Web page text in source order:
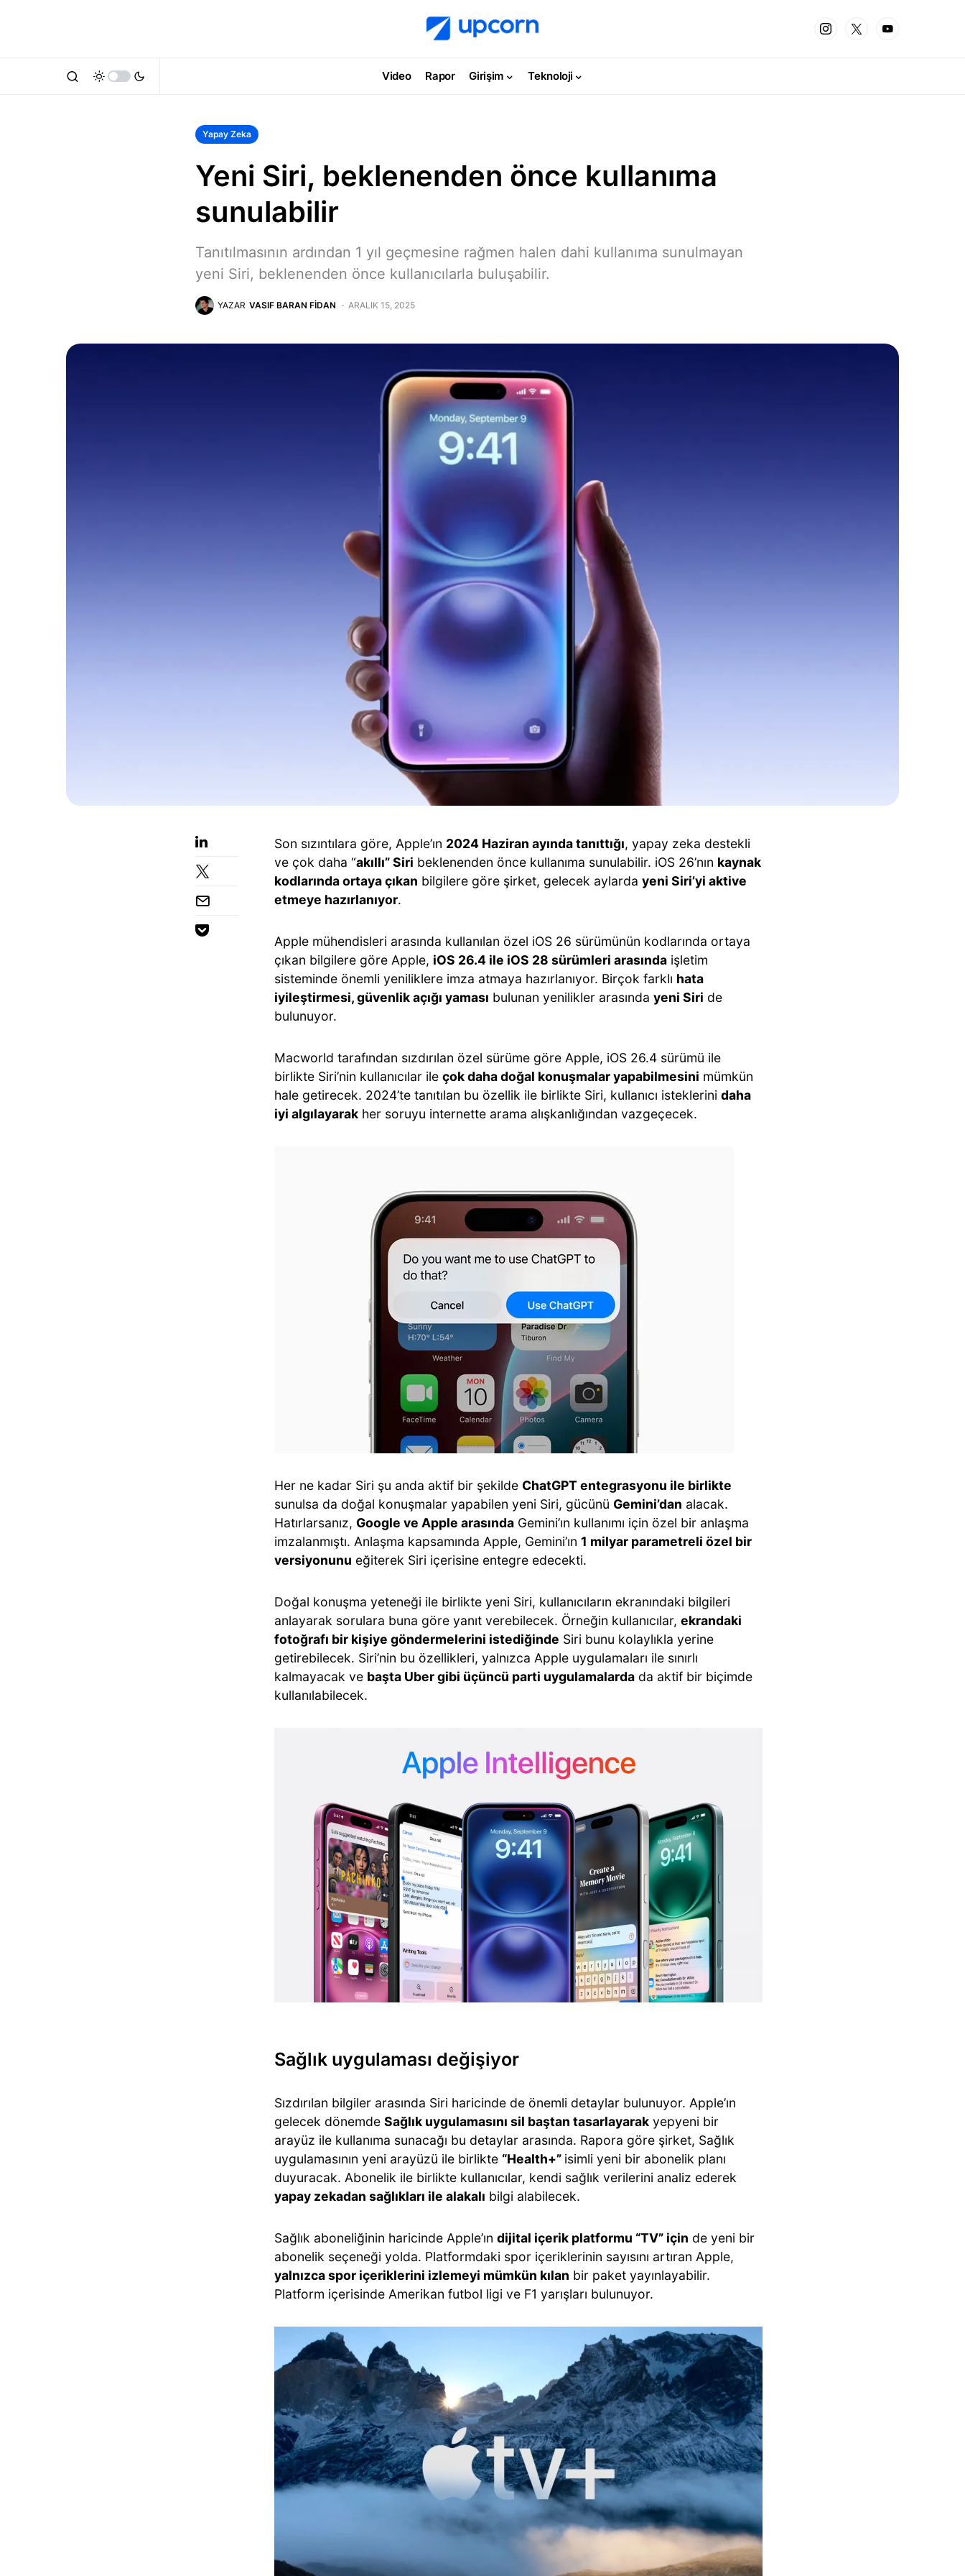
Video Rapor Girişim Teknoloji
Yapay Zeka
Yeni Siri, beklenenden önce kullanıma
sunulabilir
Tanıtılmasının ardından 1 yıl geçmesine rağmen halen dahi kullanıma sunulmayan
yeni Siri, beklenenden önce kullanıcılarla buluşabilir.
YAZAR VASIF BARAN FIDAN ARALIK 15, 2025
Son sızıntılara göre, Apple’ın 2024 Haziran ayında tanıttığı, yapay zeka destekli
ve çok daha “akıllı” Siri beklenenden önce kullanıma sunulabilir. iOS 26’nın kaynak
kodlarında ortaya çıkan bilgilere göre şirket, gelecek aylarda yeni Siri’yi aktive
etmeye hazırlanıyor.
Apple mühendisleri arasında kullanılan özel iOS 26 sürümünün kodlarında ortaya
çıkan bilgilere göre Apple, iOS 26.4 ile iOS 28 sürümleri arasında işletim
sisteminde önemli yeniliklere imza atmaya hazırlanıyor. Birçok farklı hata
iyileştirmesi, güvenlik açığı yaması bulunan yenilikler arasında yeni Siri de
bulunuyor.
Macworld tarafından sızdırılan özel sürüme göre Apple, iOS 26.4 sürümü ile
birlikte Siri’nin kullanıcılar ile çok daha doğal konuşmalar yapabilmesini mümkün
hale getirecek. 2024’te tanıtılan bu özellik ile birlikte Siri, kullanıcı isteklerini daha
iyi algılayarak her soruyu internette arama alışkanlığından vazgeçecek.
Her ne kadar Siri şu anda aktif bir şekilde ChatGPT entegrasyonu ile birlikte
sunulsa da doğal konuşmalar yapabilen yeni Siri, gücünü Gemini’dan alacak.
Hatırlarsanız, Google ve Apple arasında Gemini’ın kullanımı için özel bir anlaşma
imzalanmıştı. Anlaşma kapsamında Apple, Gemini’ın 1 milyar parametreli özel bir
versiyonunu eğiterek Siri içerisine entegre edecekti.
Doğal konuşma yeteneği ile birlikte yeni Siri, kullanıcıların ekranındaki bilgileri
anlayarak sorulara buna göre yanıt verebilecek. Örneğin kullanıcılar, ekrandaki
fotoğrafı bir kişiye göndermelerini istediğinde Siri bunu kolaylıkla yerine
getirebilecek. Siri’nin bu özellikleri, yalnızca Apple uygulamaları ile sınırlı
kalmayacak ve başta Uber gibi üçüncü parti uygulamalarda da aktif bir biçimde
kullanılabilecek.
Sağlık uygulaması değişiyor
Sızdırılan bilgiler arasında Siri haricinde de önemli detaylar bulunuyor. Apple’ın
gelecek dönemde Sağlık uygulamasını sil baştan tasarlayarak yepyeni bir
arayüz ile kullanıma sunacağı bu detaylar arasında. Rapora göre şirket, Sağlık
uygulamasının yeni arayüzü ile birlikte “Health+” isimli yeni bir abonelik planı
duyuracak. Abonelik ile birlikte kullanıcılar, kendi sağlık verilerini analiz ederek
yapay zekadan sağlıkları ile alakalı bilgi alabilecek.
Sağlık aboneliğinin haricinde Apple’ın dijital içerik platformu “TV” için de yeni bir
abonelik seçeneği yolda. Platformdaki spor içeriklerinin sayısını artıran Apple,
yalnızca spor içeriklerini izlemeyi mümkün kılan bir paket yayınlayabilir.
Platform içerisinde Amerikan futbol ligi ve F1 yarışları bulunuyor.